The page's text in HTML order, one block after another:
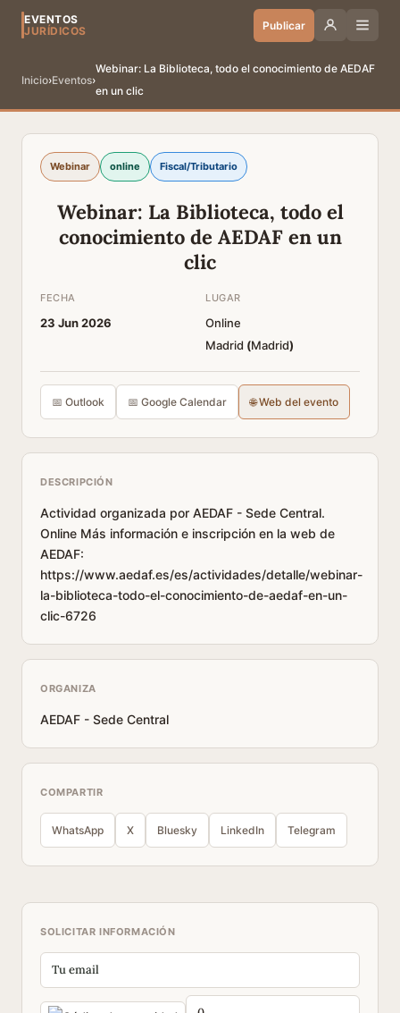
EVENTOS
JURÍDICOS
Publicar
Inicio›Eventos›
Webinar: La Biblioteca, todo el conocimiento de AEDAF
en un clic
Webinar online Fiscal/Tributario
Webinar: La Biblioteca, todo el
conocimiento de AEDAF en un
clic
FECHA
23 Jun 2026
LUGAR
Online
Madrid (Madrid)
📅 Outlook 📅 Google Calendar 🌐 Web del evento
DESCRIPCIÓN
Actividad organizada por AEDAF - Sede Central.
Online Más información e inscripción en la web de
AEDAF:
https://www.aedaf.es/es/actividades/detalle/webinar-
la-biblioteca-todo-el-conocimiento-de-aedaf-en-un-
clic-6726
ORGANIZA
AEDAF - Sede Central
COMPARTIR
WhatsApp X Bluesky LinkedIn Telegram
SOLICITAR INFORMACIÓN